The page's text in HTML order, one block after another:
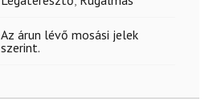
Az árun lévő mosási jelek
szerint.